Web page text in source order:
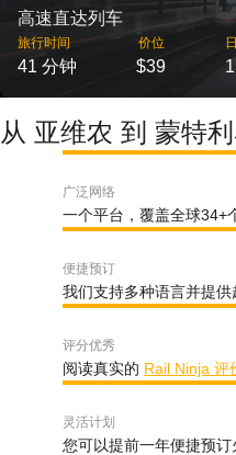
高速直达列车
旅行时间
41 分钟
价位
$39 1
从 亚维农 到 蒙特
广泛网络
一个平台，覆盖全球34+
便捷预订
我们支持多种语言并提供
评分优秀
阅读真实的 Rail Ninja 评
灵活计划
您可以提前一年便捷预订